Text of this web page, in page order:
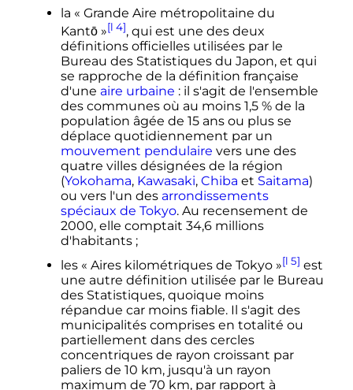
la « Grande Aire métropolitaine du
Kantō »[l 4], qui est une des deux
définitions officielles utilisées par le
Bureau des Statistiques du Japon, et qui
se rapproche de la définition française
d'une aire urbaine : il s'agit de l'ensemble
des communes où au moins 1,5 % de la
population âgée de 15 ansou plus se
déplace quotidiennement par un
mouvement pendulaire vers une des
quatre villes désignées de la région
(Yokohama, Kawasaki, Chiba et Saitama)
ou vers l'un des arrondissements
spéciaux de Tokyo. Au recensement de
2000, elle comptait 34,6 millions
d'habitants ;
les « Aires kilométriques de Tokyo »[l 5] est
une autre définition utilisée par le Bureau
des Statistiques, quoique moins
répandue car moins fiable. Il s'agit des
municipalités comprises en totalité ou
partiellement dans des cercles
concentriques de rayon croissant par
paliers de 10 km, jusqu'à un rayon
maximum de 70 km, par rapport à